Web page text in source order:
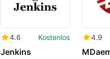
4.6 Kostenlos
Jenkins
4.9